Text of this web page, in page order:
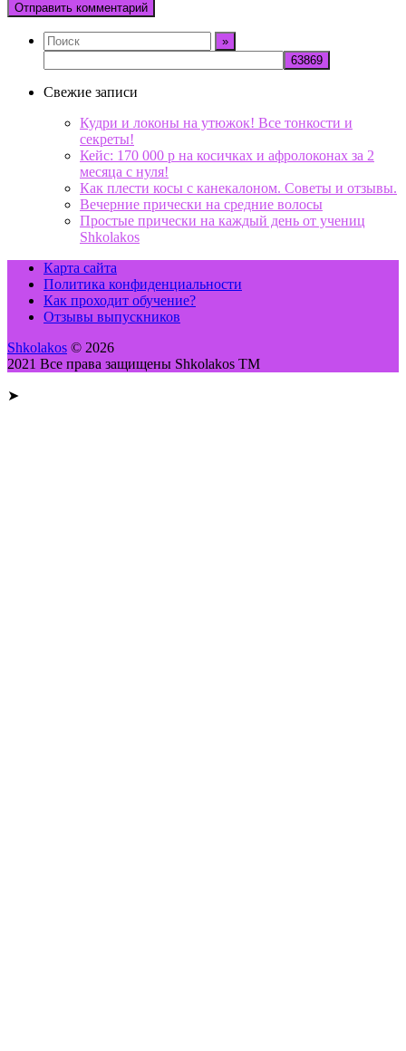
Свежие записи
Кудри и локоны на утюжок! Все тонкости и
секреты!
Кейс: 170 000 р на косичках и афролоконах за 2
месяца с нуля!
Как плести косы с канекалоном. Советы и отзывы.
Вечерние прически на средние волосы
Простые прически на каждый день от учениц
Shkolakos
Карта сайта
Политика конфиденциальности
Как проходит обучение?
Отзывы выпускников
Shkolakos © 2026
2021 Все права защищены Shkolakos TM
➤